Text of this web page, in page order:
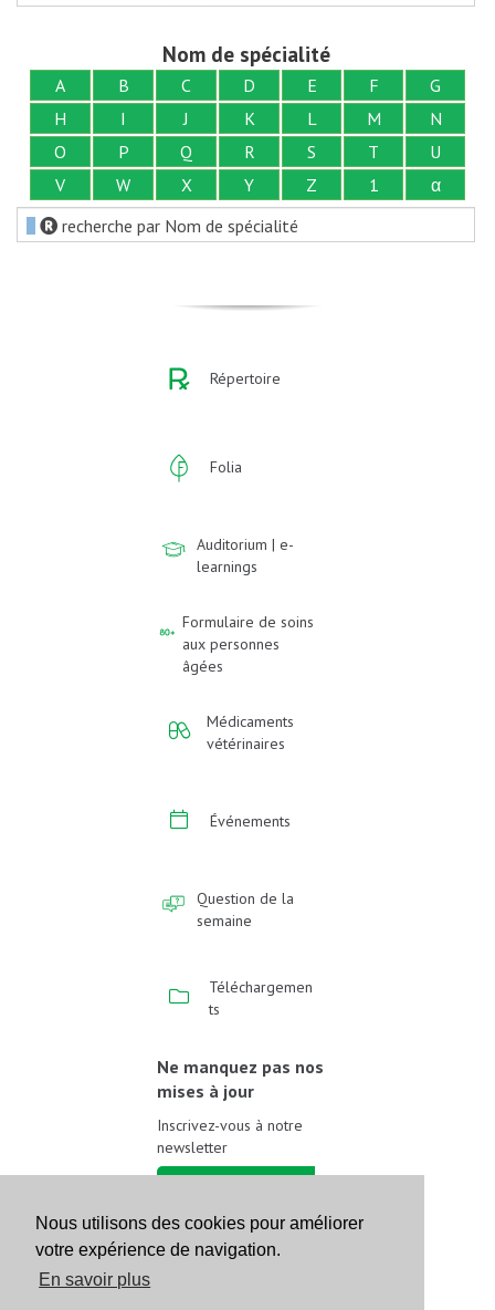
Nous utilisons des cookies pour améliorer
votre expérience de navigation.
En savoir plus
Nom de spécialité
A B C D E F
G
H
I J K L M
N
O
P Q R S T
U
V
W X Y Z 1
α
recherche par Nom de spécialité
Répertoire
Folia
Auditorium | e-
learnings
Formulaire de soins
aux personnes
âgées
Médicaments
vétérinaires
Événements
Question de la
semaine
Téléchargemen
ts
Ne manquez pas nos
mises à jour
Inscrivez-vous à notre
newsletter
Suivez-nous sur les